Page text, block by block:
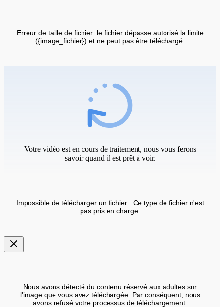
Erreur de taille de fichier: le fichier dépasse autorisé la limite
({image_fichier}) et ne peut pas être téléchargé.
Votre vidéo est en cours de traitement, nous vous ferons
savoir quand il est prêt à voir.
Impossible de télécharger un fichier : Ce type de fichier n'est
pas pris en charge.
Nous avons détecté du contenu réservé aux adultes sur
l'image que vous avez téléchargée. Par conséquent, nous
avons refusé votre processus de téléchargement.